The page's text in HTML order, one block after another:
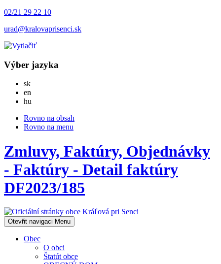
02/21 29 22 10
urad@kralovaprisenci.sk
Výber jazyka
skSlovensky
en
hu
Rovno na obsah
Rovno na menu
Zmluvy, Faktúry, Objednávky
- Faktúry - Detail faktúry
DF2023/185
Otevřit navigaci Menu
Obec
O obci
Štatút obce